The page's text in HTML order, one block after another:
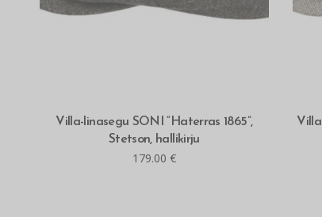
MITMEID VALIKUID
Villa-linasegu SONI “Haterras 1865”,
Stetson, hallikirju
179.00 €